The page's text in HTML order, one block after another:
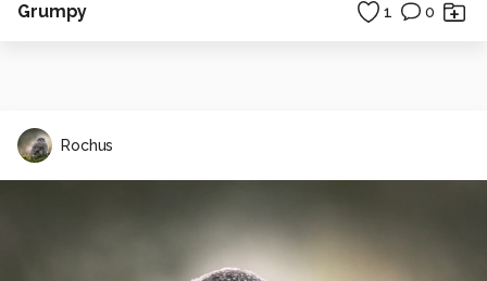
Grumpy 1 0
Rochus